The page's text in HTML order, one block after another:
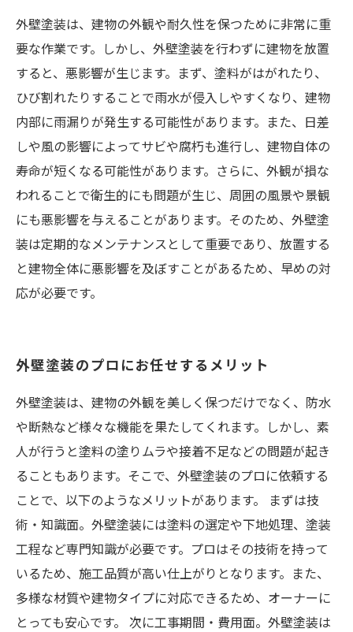
外壁塗装は、建物の外観や耐久性を保つために非常に重
要な作業です。しかし、外壁塗装を行わずに建物を放置
すると、悪影響が生じます。まず、塗料がはがれたり、
ひび割れたりすることで雨水が侵入しやすくなり、建物
内部に雨漏りが発生する可能性があります。また、日差
しや風の影響によってサビや腐朽も進行し、建物自体の
寿命が短くなる可能性があります。さらに、外観が損な
われることで衛生的にも問題が生じ、周囲の風景や景観
にも悪影響を与えることがあります。そのため、外壁塗
装は定期的なメンテナンスとして重要であり、放置する
と建物全体に悪影響を及ぼすことがあるため、早めの対
応が必要です。
外壁塗装のプロにお任せするメリット
外壁塗装は、建物の外観を美しく保つだけでなく、防水
や断熱など様々な機能を果たしてくれます。しかし、素
人が行うと塗料の塗りムラや接着不足などの問題が起き
ることもあります。そこで、外壁塗装のプロに依頼する
ことで、以下のようなメリットがあります。 まずは技
術・知識面。外壁塗装には塗料の選定や下地処理、塗装
工程など専門知識が必要です。プロはその技術を持って
いるため、施工品質が高い仕上がりとなります。また、
多様な材質や建物タイプに対応できるため、オーナーに
とっても安心です。 次に工事期間・費用面。外壁塗装は